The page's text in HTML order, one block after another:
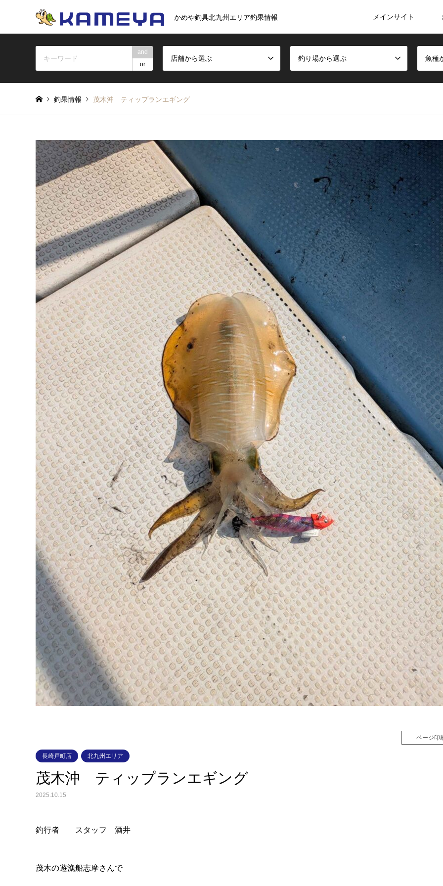
かめや釣具北九州エリア釣果情報 メインサイト
and
or
店舗から選ぶ 釣り場から選ぶ 魚種
釣果情報 茂木沖 ティップランエギング
ページ印
長崎戸町店 北九州エリア
茂木沖 ティップランエギング
2025.10.15
釣行者 スタッフ 酒井
茂木の遊漁船志摩さんで